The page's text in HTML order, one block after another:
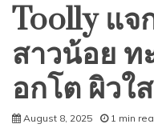
Toolly แจ
สาวน้อย ท
อกโต ผิวใ
August 8, 2025 1 min